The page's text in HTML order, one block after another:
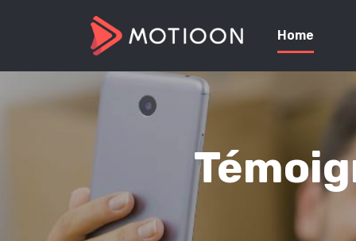
Home